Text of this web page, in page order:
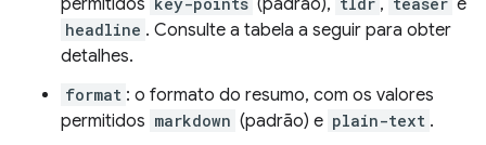
permitidos (padrão), , e
headline . Consulte a tabela a seguir para obter
detalhes.
format : o formato do resumo, com os valores
permitidos markdown (padrão) e plain-text .